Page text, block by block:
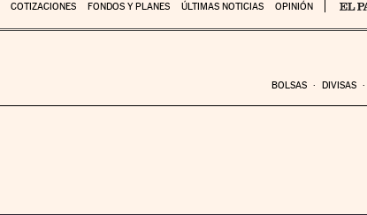
COTIZACIONES FONDOS Y PLANES ÚLTIMAS NOTICIAS OPINIÓN
BOLSAS DIVISAS